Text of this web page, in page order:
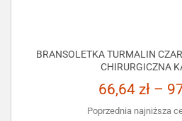
BRANSOLETKA TURMALIN
CHIRURGICZNA
66,64 zł –
Poprzednia najniższa